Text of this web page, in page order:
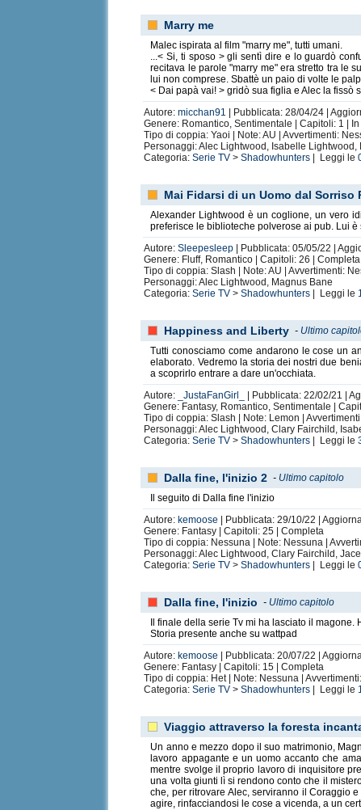
Marry me
Malec ispirata al film "marry me", tutti umani.
...< Si, ti sposo > gli sentì dire e lo guardò
recitava le parole "marry me" era stretto tra le
lui non comprese. Sbattè un paio di volte le
< Dai papà vai! > gridò sua figlia e Alec la
Autore:micchan91
| Pubblicata: 28/04/24 |
Genere: Romantico, Sentimentale | Capitoli: 1 |
Tipo di coppia: Yaoi | Note: AU | Avvertimenti:
Personaggi: Alec Lightwood, Isabelle Lightwood,
Categoria:Serie TV >Shadowhunters | Leggi le
Mai Fidarsi di un Uomo dal Sorriso
Alexander Lightwood è un coglione, un vero
preferisce le biblioteche polverose ai pub. Lui è
Autore:Sleepesleep | Pubblicata: 05/05/22 |
Genere: Fluff, Romantico | Capitoli: 26 | Completa
Tipo di coppia: Slash | Note: AU | Avvertimenti:
Personaggi: Alec Lightwood, Magnus Bane
Categoria:Serie TV >Shadowhunters | Leggi le
Happiness and Liberty - Ultimo
Tutti conosciamo come andarono le cose un
elaborato. Vedremo la storia dei nostri due
a scoprirlo entrare a dare un'occhiata.
Autore:
_JustaFanGirl_
| Pubblicata: 22/02/21 |
Genere: Fantasy, Romantico, Sentimentale |
Tipo di coppia: Slash | Note: Lemon |
Personaggi: Alec Lightwood, Clary Fairchild,
Categoria:Serie TV >Shadowhunters | Leggi le
Dalla fine, l'inizio 2 - Ultimo capitolo
Il seguito di Dalla fine l'inizio
Autore: kemoose
| Pubblicata: 29/10/22 |
Genere: Fantasy | Capitoli: 25 | Completa
Tipo di coppia: Nessuna | Note: Nessuna |
Personaggi: Alec Lightwood, Clary Fairchild,
Categoria:Serie TV >Shadowhunters | Leggi le
Dalla fine, l'inizio - Ultimo capitolo
Il finale della serie Tv mi ha lasciato il
Storia presente anche su wattpad
Autore: kemoose
| Pubblicata: 20/07/22 |
Genere: Fantasy | Capitoli: 15 | Completa
Tipo di coppia: Het | Note: Nessuna |
Categoria:Serie TV >Shadowhunters | Leggi le
Viaggio attraverso la foresta
Un anno e mezzo dopo il suo matrimonio,
lavoro appagante e un uomo accanto che
mentre svolge il proprio lavoro di inquisitore
una volta giunti lì si rendono conto che il
che, per ritrovare Alec, serviranno il Coraggio
agire, rinfacciandosi le cose a vicenda, a un